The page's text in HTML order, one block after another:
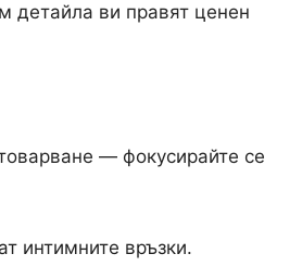
детайла ви правят ценен
— фокусирайте се
интимните връзки.